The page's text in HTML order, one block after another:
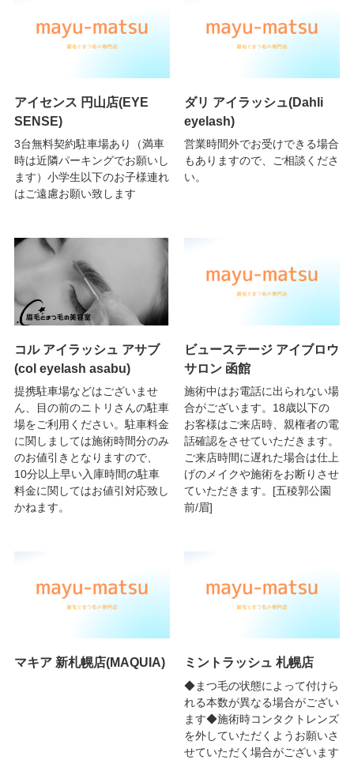
アイセンス 円山店(EYE
SENSE)
3台無料契約駐車場あり（満車
時は近隣パーキングでお願いし
ます）小学生以下のお子様連れ
はご遠慮お願い致します
ダリ アイラッシュ(Dahli
eyelash)
営業時間外でお受けできる場合
もありますので、ご相談くださ
い。
コル アイラッシュ アサブ
(col eyelash asabu)
提携駐車場などはございませ
ん、目の前のニトリさんの駐車
場をご利用ください。駐車料金
に関しましては施術時間分のみ
のお値引きとなりますので、
10分以上早い入庫時間の駐車
料金に関してはお値引対応致し
かねます。
ビューステージ アイブロウ
サロン 函館
施術中はお電話に出られない場
合がございます。18歳以下の
お客様はご来店時、親権者の電
話確認をさせていただきます。
ご来店時間に遅れた場合は仕上
げのメイクや施術をお断りさせ
ていただきます。[五稜郭公園
前/眉]
マキア 新札幌店(MAQUIA) ミントラッシュ 札幌店
◆まつ毛の状態によって付けら
れる本数が異なる場合がござい
ます◆施術時コンタクトレンズ
を外していただくようお願いさ
せていただく場合がございます